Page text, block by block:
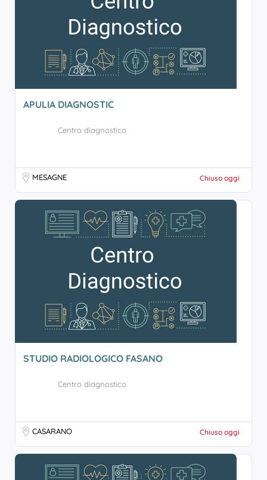
APULIA DIAGNOSTIC
Centro diagnostico
MESAGNE Chiuso oggi
STUDIO RADIOLOGICO FASANO
Centro diagnostico
CASARANO Chiuso oggi